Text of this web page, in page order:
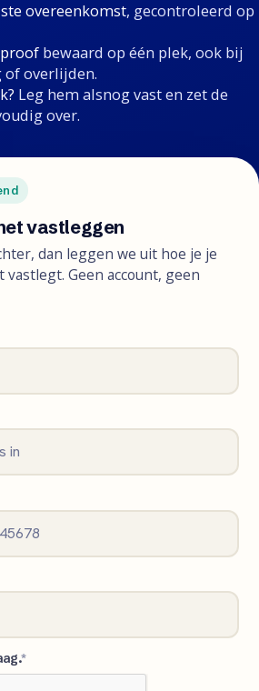
overeenkomst, gecontroleerd op
bewaard op één plek, ook bij
of overlijden.
Leg hem alsnog vast en zet de
over.
vastleggen
dan leggen we uit hoe je je
Geen account, geen
*